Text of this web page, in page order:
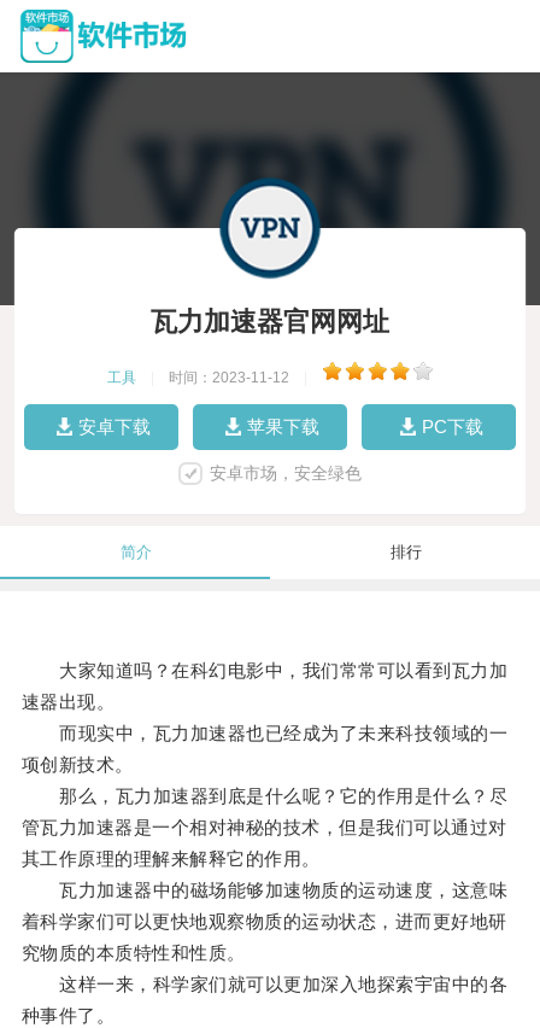
瓦力加速器官网网址
工具 时间：2023-11-12
安卓下载 苹果下载 PC下载
安卓市场，安全绿色
简介 排行
大家知道吗？在科幻电影中，我们常常可以看到瓦力加
速器出现。
而现实中，瓦力加速器也已经成为了未来科技领域的一
项创新技术。
那么，瓦力加速器到底是什么呢？它的作用是什么？尽
管瓦力加速器是一个相对神秘的技术，但是我们可以通过对
其工作原理的理解来解释它的作用。
瓦力加速器中的磁场能够加速物质的运动速度，这意味
着科学家们可以更快地观察物质的运动状态，进而更好地研
究物质的本质特性和性质。
这样一来，科学家们就可以更加深入地探索宇宙中的各
种事件了。